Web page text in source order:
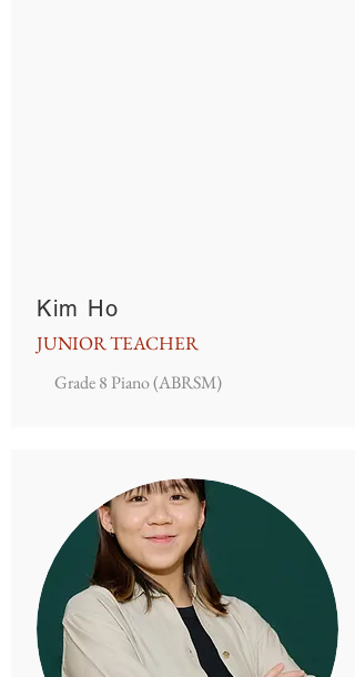
Kim Ho
JUNIOR TEACHER
Grade 8 Piano (ABRSM)